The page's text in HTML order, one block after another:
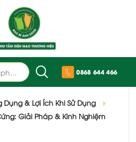
0868 644 466
Dụng & Lợi Ích Khi Sử Dụng
Giải Pháp & Kinh Nghiệm